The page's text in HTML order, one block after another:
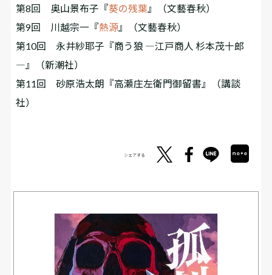
第8回 奥山景布子『葵の残葉 』（文藝春秋）
第9回 川越宗一『熱源』（文藝春秋）
第10回 永井紗耶子『商う狼 ―江戸商人 杉本茂十郎
―』（新潮社）
第11回 砂原浩太朗『高瀬庄左衛門御留書』（講談
社）
シェアする